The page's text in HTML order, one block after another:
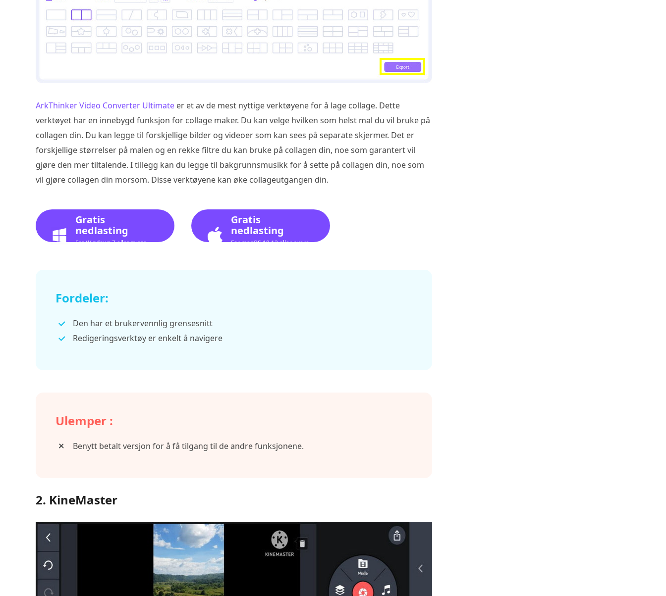
ArkThinker Video Converter Ultimate er et av de mest nyttige verktøyene for å lage collage. Dette
verktøyet har en innebygd funksjon for collage maker. Du kan velge hvilken som helst mal du vil bruke på
collagen din. Du kan legge til forskjellige bilder og videoer som kan sees på separate skjermer. Det er
forskjellige størrelser på malen og en rekke filtre du kan bruke på collagen din, noe som garantert vil
gjøre den mer tiltalende. I tillegg kan du legge til bakgrunnsmusikk for å sette på collagen din, noe som
vil gjøre collagen din morsom. Disse verktøyene kan øke collageutgangen din.
Gratis
nedlasting
For Windows 7 eller nyere
Gratis
nedlasting
For macOS 10.12 eller nyere
Fordeler:
Den har et brukervennlig grensesnitt
Redigeringsverktøy er enkelt å navigere
Ulemper :
Benytt betalt versjon for å få tilgang til de andre funksjonene.
2. KineMaster